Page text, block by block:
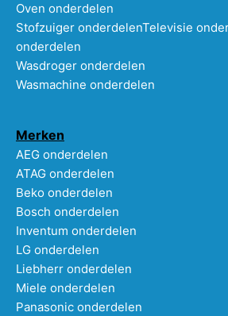
Oven onderdelen
Stofzuiger onderdelenTelevisie
onderdelen
Wasdroger onderdelen
Wasmachine onderdelen
Merken
AEG onderdelen
ATAG onderdelen
Beko onderdelen
Bosch onderdelen
Inventum onderdelen
LG onderdelen
Liebherr onderdelen
Miele onderdelen
Panasonic onderdelen